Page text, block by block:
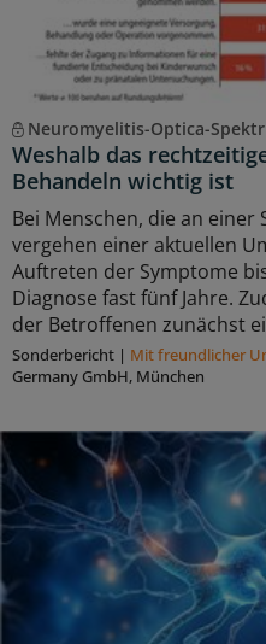
Neuromyelitis-Optica-
Weshalb das
Behandeln wichtig ist
Bei Menschen, die an einer
vergehen einer aktuellen
Auftreten der Symptome
Diagnose fast fünf Jahre.
der Betroffenen zunächst
Sonderbericht | Mit freundlicher
Germany GmbH, München